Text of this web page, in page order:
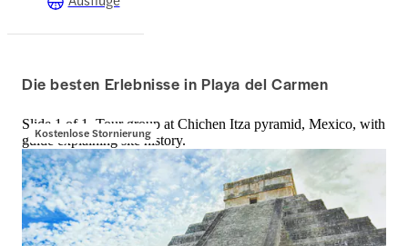
Die besten Erlebnisse in Playa del Carmen
Kostenlose Stornierung
Slide 1 of 1, Tour group at Chichen Itza pyramid, Mexico, with
guide explaining site history.